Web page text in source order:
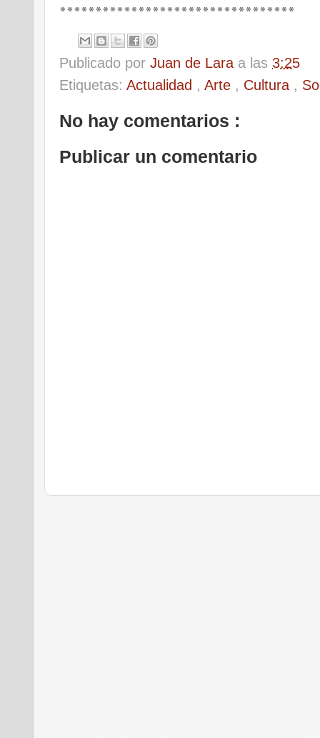
*********************************
Publicado por Juan de Lara a las 3:25
Etiquetas: Actualidad , Arte , Cultura ,
No hay comentarios :
Publicar un comentario